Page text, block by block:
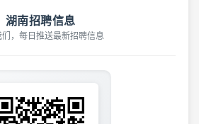
湖南招聘信息
，每日推送最新招聘信息